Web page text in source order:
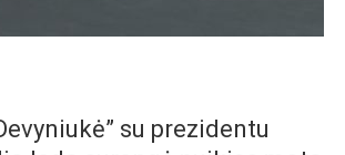
su prezidentu